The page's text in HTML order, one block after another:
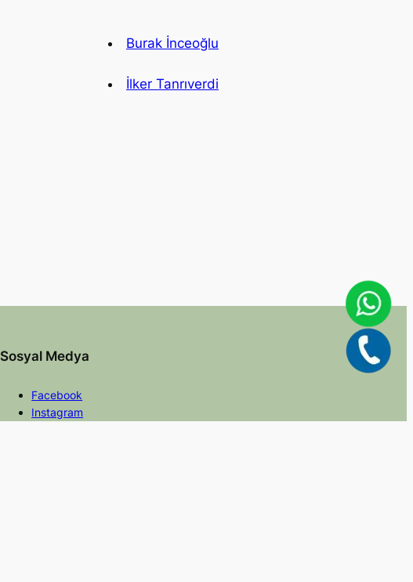
Burak İnceoğlu
İlker Tanrıverdi
Sosyal Medya
Facebook
Instagram